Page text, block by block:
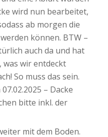
wird nun bearbeitet,
ab morgen die
können. BTW –
auch da und hat
was wir entdeckt
So muss das sein.
– Dacke
bitte inkl. der
mit dem Boden.